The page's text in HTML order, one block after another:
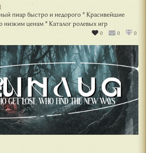
пиар быстро и недорого * Красивейшие
низким ценам * Каталог ролевых игр
0 0 0